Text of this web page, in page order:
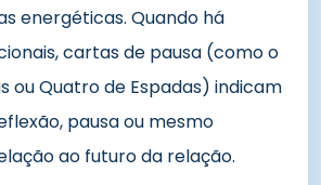
energéticas. Quando há
cartas de pausa (como o
ou Quatro de Espadas) indicam
pausa ou mesmo
ao futuro da relação.